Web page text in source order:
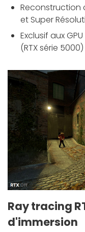
Reconstruction
et Super
Exclusif aux
(RTX série 5000)
Ray tracing
d'immersion